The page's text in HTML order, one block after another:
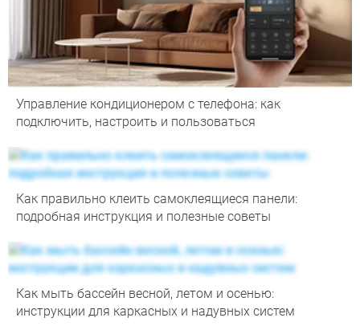
Управление кондиционером с телефона: как
подключить, настроить и пользоваться
Как правильно клеить самоклеящиеся панели:
подробная инструкция и полезные советы
Как мыть бассейн весной, летом и осенью:
инструкции для каркасных и надувных систем